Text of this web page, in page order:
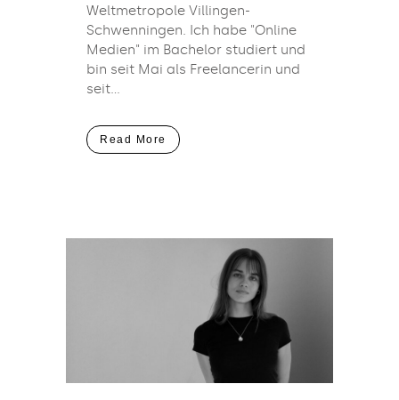
Weltmetropole Villingen-
Schwenningen. Ich habe "Online
Medien" im Bachelor studiert und
bin seit Mai als Freelancerin und
seit...
Read More